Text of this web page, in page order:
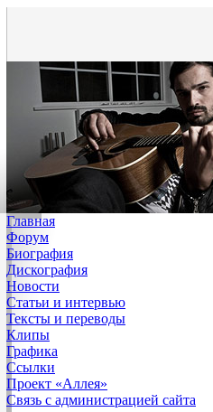
Главная
Форум
Биография
Дискография
Новости
Статьи и интервью
Тексты и переводы
Клипы
Графика
Ссылки
Проект «Аллея»
Связь с администрацией сайта